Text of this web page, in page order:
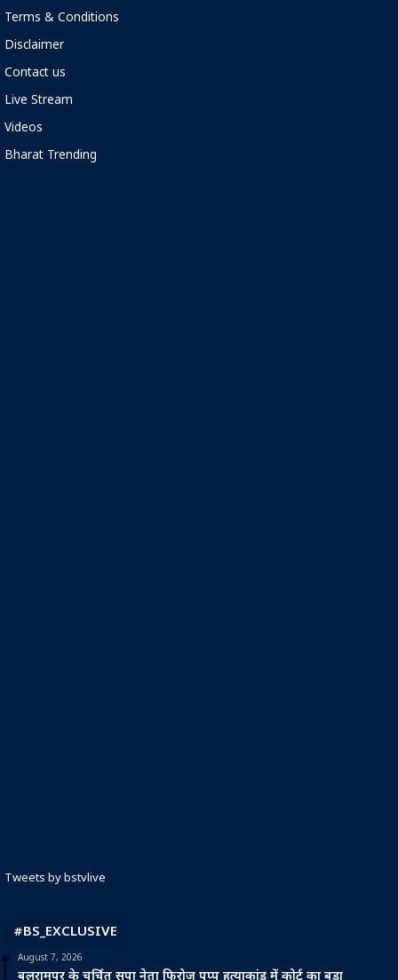
Terms & Conditions
Disclaimer
Contact us
Live Stream
Videos
Bharat Trending
Tweets by bstvlive
#BS_EXCLUSIVE
August 7, 2026
बलरामपुर के चर्चित सपा नेता फिरोज पप्पू हत्याकांड में कोर्ट का बड़ा